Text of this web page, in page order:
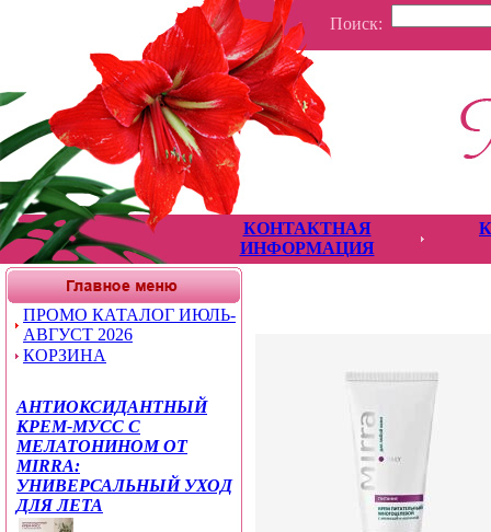
Поиск:
КОНТАКТНАЯ
ИНФОРМАЦИЯ
ПРОМО КАТАЛОГ ИЮЛЬ-
АВГУСТ 2026
КОРЗИНА
АНТИОКСИДАНТНЫЙ
КРЕМ-МУСС С
МЕЛАТОНИНОМ ОТ
MIRRA:
УНИВЕРСАЛЬНЫЙ УХОД
ДЛЯ ЛЕТА